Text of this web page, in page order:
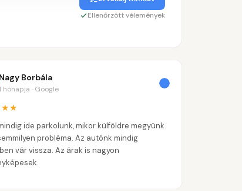
Ellenőrzött vélemények
Nagy Borbála
1 hónapja · Google
ide parkolunk, mikor külföldre megyünk.
probléma. Az autónk mindig
vár vissza. Az árak is nagyon